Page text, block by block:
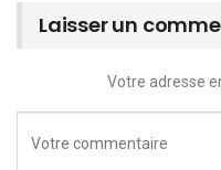
Laisser un
Votre adresse